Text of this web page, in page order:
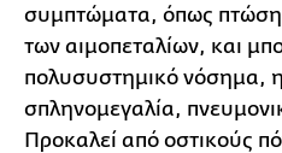
συμπτώματα, όπως πτώση
των αιμοπεταλίων, και
πολυσυστημικό νόσημα,
σπληνομεγαλία,
Προκαλεί από οστικούς